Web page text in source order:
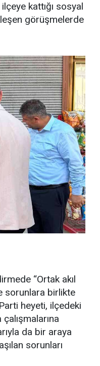
kattığı sosyal
görüşmelerde
“Ortak akıl
sorunlara birlikte
heyeti, ilçedeki
da bir araya
sorunları